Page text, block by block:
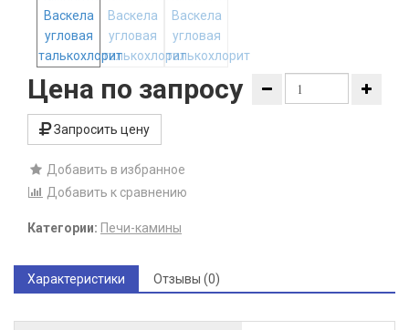
Цена по запросу
Запросить цену
Добавить в избранное
Добавить к сравнению
Категории: Печи-камины
Характеристики Отзывы (0)